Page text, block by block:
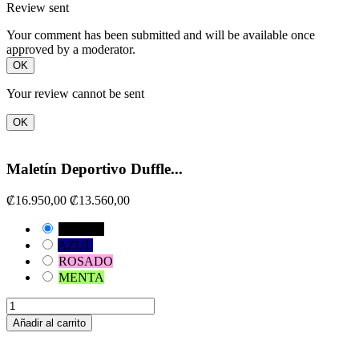
Review sent
Your comment has been submitted and will be available once
approved by a moderator.
OK
Your review cannot be sent
OK
Maletín Deportivo Duffle...
₡16.950,00 ₡13.560,00
AZUL
ROSADO
MENTA
Añadir al carrito